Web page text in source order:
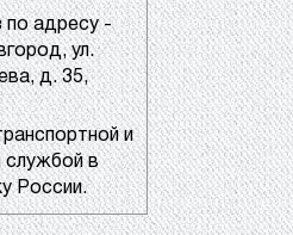
адресу -
ул.
д. 35,
и
службой в
России.